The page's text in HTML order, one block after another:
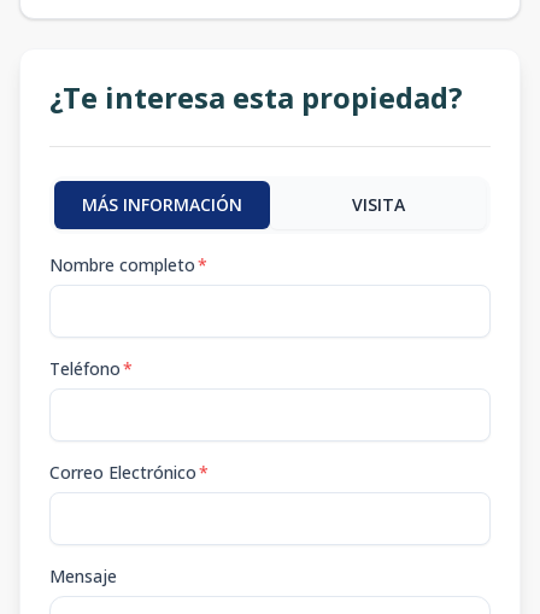
¿Te interesa esta propiedad?
MÁS INFORMACIÓN VISITA
Nombre completo*
Teléfono*
Correo Electrónico*
Mensaje